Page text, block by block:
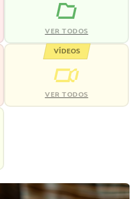
VER TODOS
VÍDEOS
VER TODOS